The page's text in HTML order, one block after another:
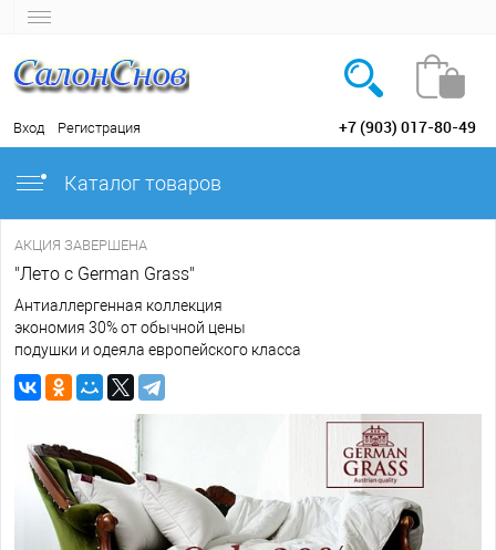
Вход Регистрация +7 (903) 017-80-49
Каталог товаров
АКЦИЯ ЗАВЕРШЕНА
"Лето с German Grass"
Антиаллергенная коллекция
экономия 30% от обычной цены
подушки и одеяла европейского класса